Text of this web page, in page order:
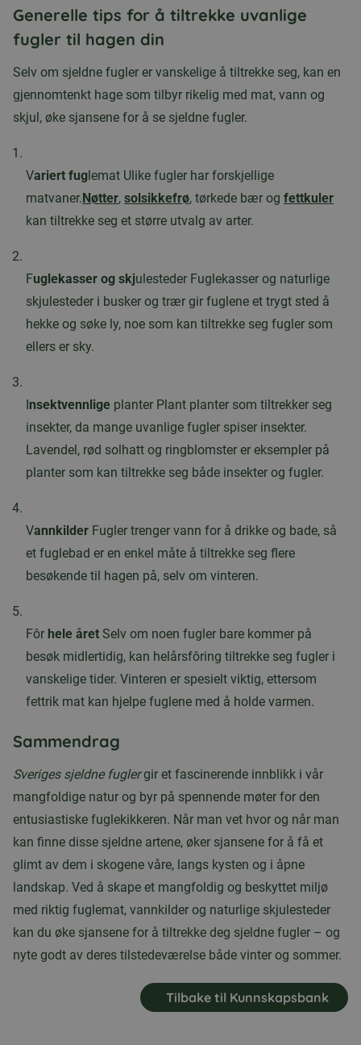
Generelle tips for å tiltrekke uvanlige
fugler til hagen din
Selv om sjeldne fugler er vanskelige å tiltrekke seg, kan en
gjennomtenkt hage som tilbyr rikelig med mat, vann og
skjul, øke sjansene for å se sjeldne fugler.
Variert fuglemat Ulike fugler har forskjellige
matvaner.Nøtter, solsikkefrø, tørkede bær og fettkuler
kan tiltrekke seg et større utvalg av arter.
Fuglekasser og skjulesteder Fuglekasser og naturlige
skjulesteder i busker og trær gir fuglene et trygt sted å
hekke og søke ly, noe som kan tiltrekke seg fugler som
ellers er sky.
Insektvennlige planter Plant planter som tiltrekker seg
insekter, da mange uvanlige fugler spiser insekter.
Lavendel, rød solhatt og ringblomster er eksempler på
planter som kan tiltrekke seg både insekter og fugler.
Vannkilder Fugler trenger vann for å drikke og bade, så
et fuglebad er en enkel måte å tiltrekke seg flere
besøkende til hagen på, selv om vinteren.
Fôr hele året Selv om noen fugler bare kommer på
besøk midlertidig, kan helårsfôring tiltrekke seg fugler i
vanskelige tider. Vinteren er spesielt viktig, ettersom
fettrik mat kan hjelpe fuglene med å holde varmen.
Sammendrag
Sveriges sjeldne fuglergir et fascinerende innblikk i vår
mangfoldige natur og byr på spennende møter for den
entusiastiske fuglekikkeren. Når man vet hvor og når man
kan finne disse sjeldne artene, øker sjansene for å få et
glimt av dem i skogene våre, langs kysten og i åpne
landskap. Ved å skape et mangfoldig og beskyttet miljø
med riktig fuglemat, vannkilder og naturlige skjulesteder
kan du øke sjansene for å tiltrekke deg sjeldne fugler – og
nyte godt av deres tilstedeværelse både vinter og sommer.
Tilbake til Kunnskapsbank